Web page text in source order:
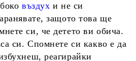
въздух и не си
защото това ще
си, че детето ви обича.
си. Спомнете си какво е да
реагирайки